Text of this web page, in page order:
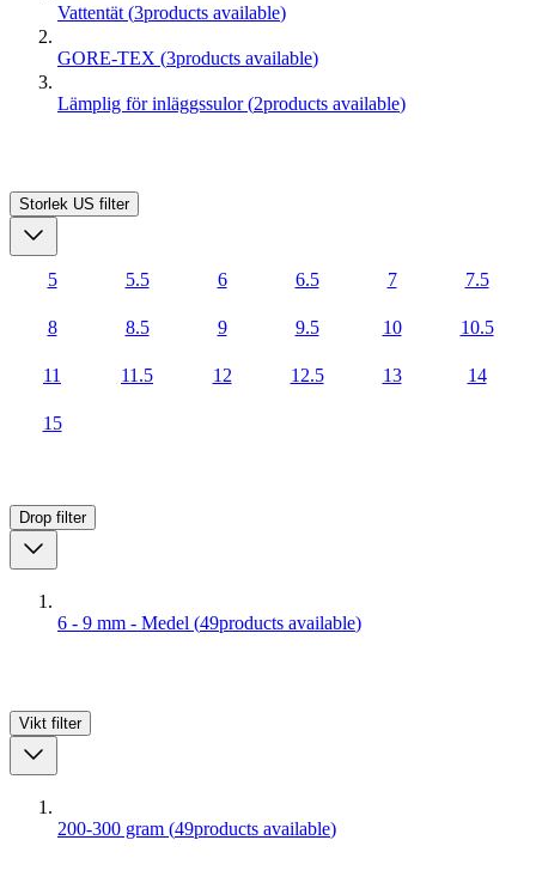
Vattentät (3products available)
GORE-TEX (3products available)
Lämplig för inläggssulor (2products available)
Storlek US filter
5 5.5 6 6.5 7 7.5
8 8.5 9 9.5 10 10.5
11 11.5 12 12.5 13 14
15
Drop filter
6 - 9 mm - Medel (49products available)
Vikt filter
200-300 gram (49products available)